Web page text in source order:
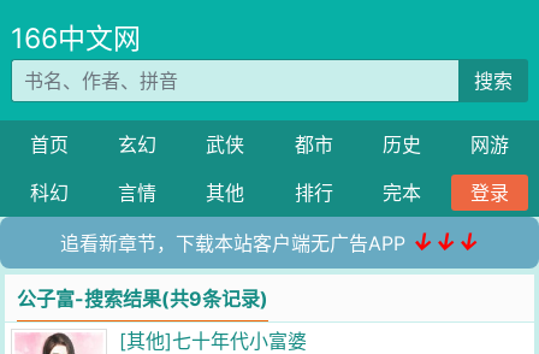
166中文网
搜索
首页 玄幻 武侠 都市 历史
网游
科幻
言情 其他 排行 完本 登录
追看新章节，下载本站客户端无广告APP ↓↓↓
公子富-搜索结果(共9条记录)
[其他]七十年代小富婆